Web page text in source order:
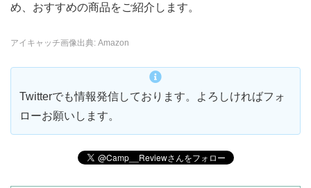
め、おすすめの商品をご紹介します。
アイキャッチ画像出典: Amazon
Twitterでも情報発信しております。よろしければフォ
ローお願いします。